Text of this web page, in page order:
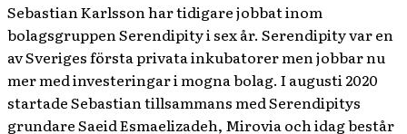
Sebastian Karlsson har tidigare jobbat inom
bolagsgruppen Serendipity i sex år. Serendipity var en
av Sveriges första privata inkubatorer men jobbar nu
mer med investeringar i mogna bolag. I augusti 2020
startade Sebastian tillsammans med Serendipitys
grundare Saeid Esmaelizadeh, Mirovia och idag består